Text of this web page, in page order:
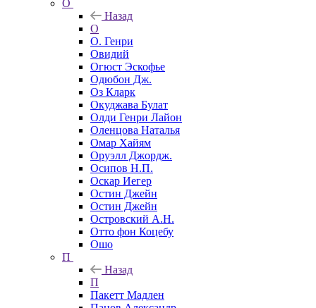
О
Назад
О
О. Генри
Овидий
Огюст Эскофье
Одюбон Дж.
Оз Кларк
Окуджава Булат
Олди Генри Лайон
Оленцова Наталья
Омар Хайям
Оруэлл Джордж.
Осипов Н.П.
Оскар Иегер
Остин Джейн
Остин Джейн
Островский А.Н.
Отто фон Коцебу
Ошо
П
Назад
П
Пакетт Мадлен